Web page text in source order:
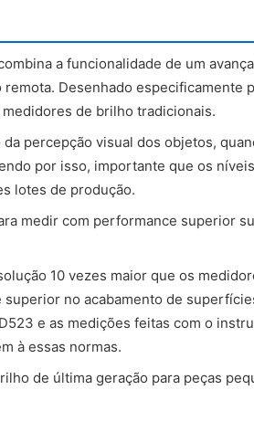
a funcionalidade de um
Desenhado especificamente
de brilho tradicionais.
percepção visual dos objetos,
por isso, importante que os
lotes de produção.
medir com performance superior
10 vezes maior que os
no acabamento de
e as medições feitas com o
à essas normas.
de última geração para peças